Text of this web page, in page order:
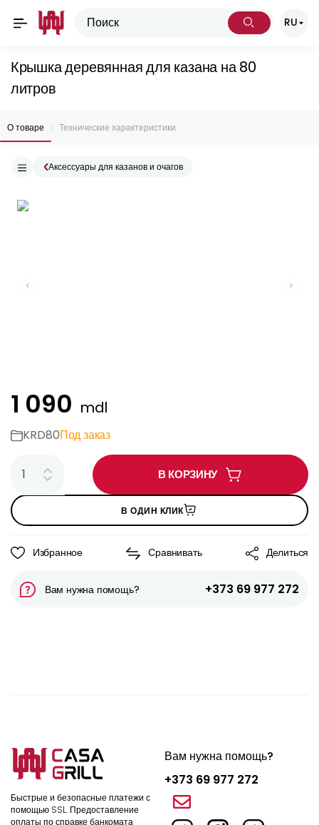
RU
Крышка деревянная для казана на 80
литров
О товаре Технические характеристики
Аксессуары для казанов и очагов
1 090 mdl
KRD80Под заказ
В КОРЗИНУ
В ОДИН КЛИК
Избранное Сравнивать Делиться
Вам нужна помощь? +373 69 977 272
Быстрые и безопасные платежи с
помощью SSL. Предоставление
оплаты по справке банкомата
Вам нужна помощь?
+373 69 977 272